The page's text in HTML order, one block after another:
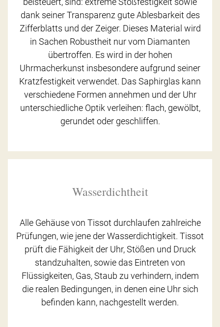
dank seiner Transparenz gute Ablesbarkeit des
Zifferblatts und der Zeiger. Dieses Material wird
in Sachen Robustheit nur vom Diamanten
übertroffen. Es wird in der hohen
Uhrmacherkunst insbesondere aufgrund seiner
Kratzfestigkeit verwendet. Das Saphirglas kann
verschiedene Formen annehmen und der Uhr
unterschiedliche Optik verleihen: flach, gewölbt,
gerundet oder geschliffen.
Wasserdichtheit
Alle Gehäuse von Tissot durchlaufen zahlreiche
Prüfungen, wie jene der Wasserdichtigkeit. Tissot
prüft die Fähigkeit der Uhr, Stößen und Druck
standzuhalten, sowie das Eintreten von
Flüssigkeiten, Gas, Staub zu verhindern, indem
die realen Bedingungen, in denen eine Uhr sich
befinden kann, nachgestellt werden.